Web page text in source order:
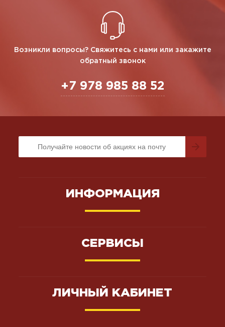
Возникли вопросы? Свяжитесь с нами или закажите
обратный звонок
+7 978 985 88 52
ИНФОРМАЦИЯ
СЕРВИСЫ
ЛИЧНЫЙ КАБИНЕТ